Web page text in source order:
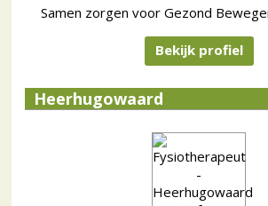
Samen zorgen voor Gezond
Bekijk profiel
Heerhugowaard